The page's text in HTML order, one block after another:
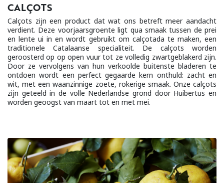
CALÇOTS
Calçots zijn een product dat wat ons betreft meer aandacht
verdient. Deze voorjaarsgroente ligt qua smaak tussen de prei
en lente ui in en wordt gebruikt om calçotada te maken, een
traditionele Catalaanse specialiteit. De calçots worden
geroosterd op op open vuur tot ze volledig zwartgeblakerd zijn.
Door ze vervolgens van hun verkoolde buitenste bladeren te
ontdoen wordt een perfect gegaarde kern onthuld: zacht en
wit, met een waanzinnige zoete, rokerige smaak. Onze calçots
zijn geteeld in de volle Nederlandse grond door Huibertus en
worden geoogst van maart tot en met mei.